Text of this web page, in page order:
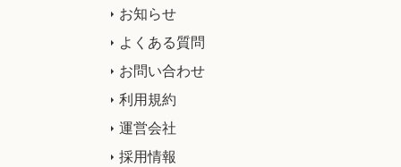
お知らせ
よくある質問
お問い合わせ
利用規約
運営会社
採用情報